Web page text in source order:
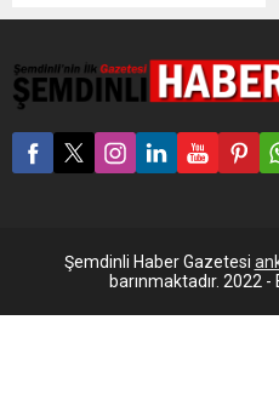
kaydetti. Galatasaray’ın tek
golü ise 90+3’üncü dakikada
Seri’nin penaltı vuruşundan
geldi. Müsabakanın 32’nci
dakikada Feghouli, Da
Şemdinli Haber Gazetesi
barınmaktadır. 2022 -